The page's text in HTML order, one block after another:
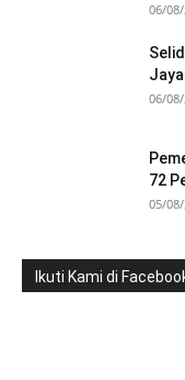
06/
06/
72
05/
Ikuti Kami di